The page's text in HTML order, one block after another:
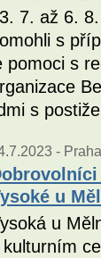
7. až 6.
s
pomoci s
s
-
u
u